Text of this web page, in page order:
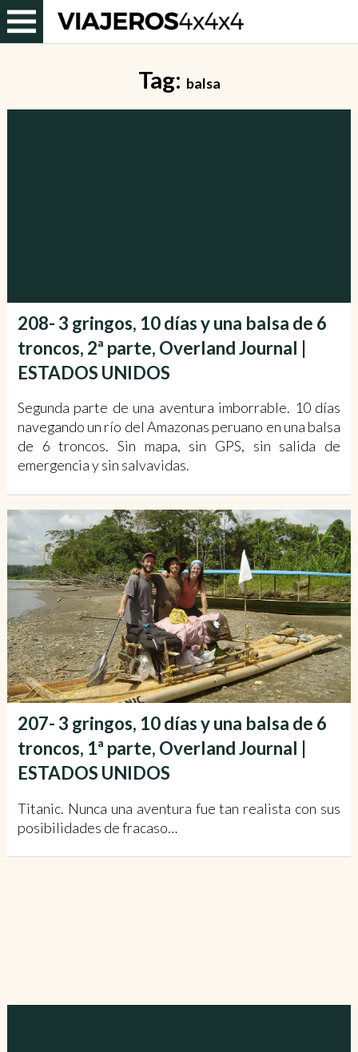
Tag: balsa
208- 3 gringos, 10 días y una balsa de 6
troncos, 2ª parte, Overland Journal |
ESTADOS UNIDOS
Segunda parte de una aventura imborrable. 10 días
navegando un río del Amazonas peruano en una balsa
de 6 troncos. Sin mapa, sin GPS, sin salida de
emergencia y sin salvavidas.
207- 3 gringos, 10 días y una balsa de 6
troncos, 1ª parte, Overland Journal |
ESTADOS UNIDOS
Titanic. Nunca una aventura fue tan realista con sus
posibilidades de fracaso…